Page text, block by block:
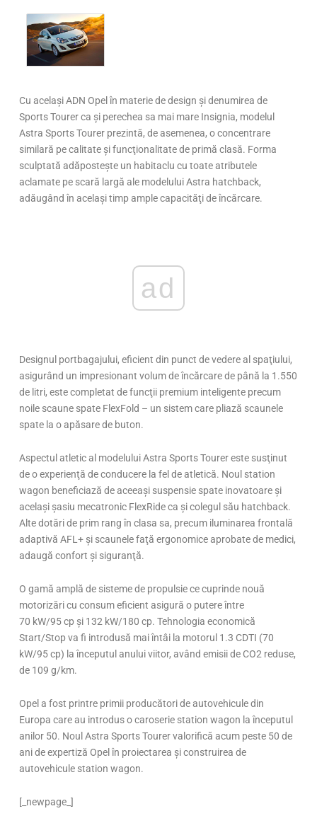
Cu acelaşi ADN Opel în materie de design şi denumirea de
Sports Tourer ca şi perechea sa mai mare Insignia, modelul
Astra Sports Tourer prezintă, de asemenea, o concentrare
similară pe calitate şi funcţionalitate de primă clasă. Forma
sculptată adăposteşte un habitaclu cu toate atributele
aclamate pe scară largă ale modelului Astra hatchback,
adăugând în acelaşi timp ample capacităţi de încărcare.
ad
Designul portbagajului, eficient din punct de vedere al spaţiului,
asigurând un impresionant volum de încărcare de până la 1.550
de litri, este completat de funcţii premium inteligente precum
noile scaune spate FlexFold – un sistem care pliază scaunele
spate la o apăsare de buton.
Aspectul atletic al modelului Astra Sports Tourer este susţinut
de o experienţă de conducere la fel de atletică. Noul station
wagon beneficiază de aceeaşi suspensie spate inovatoare şi
acelaşi şasiu mecatronic FlexRide ca şi colegul său hatchback.
Alte dotări de prim rang în clasa sa, precum iluminarea frontală
adaptivă AFL+ şi scaunele faţă ergonomice aprobate de medici,
adaugă confort şi siguranţă.
O gamă amplă de sisteme de propulsie ce cuprinde nouă
motorizări cu consum eficient asigură o putere între
70 kW/95 cp şi 132 kW/180 cp. Tehnologia economică
Start/Stop va fi introdusă mai întâi la motorul 1.3 CDTI (70
kW/95 cp) la începutul anului viitor, având emisii de CO2 reduse,
de 109 g/km.
Opel a fost printre primii producători de autovehicule din
Europa care au introdus o caroserie station wagon la începutul
anilor 50. Noul Astra Sports Tourer valorifică acum peste 50 de
ani de expertiză Opel în proiectarea şi construirea de
autovehicule station wagon.
[_newpage_]